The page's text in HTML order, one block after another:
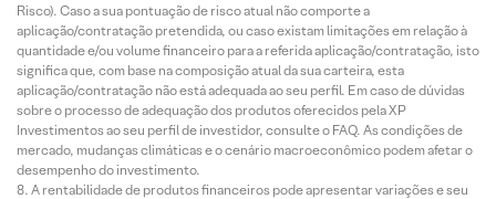
Risco). Caso a sua pontuação de risco atual não comporte a
aplicação/contratação pretendida, ou caso existam limitações em relação à
quantidade e/ou volume financeiro para a referida aplicação/contratação, isto
significa que, com base na composição atual da sua carteira, esta
aplicação/contratação não está adequada ao seu perfil. Em caso de dúvidas
sobre o processo de adequação dos produtos oferecidos pela XP
Investimentos ao seu perfil de investidor, consulte o FAQ. As condições de
mercado, mudanças climáticas e o cenário macroeconômico podem afetar o
desempenho do investimento.
A rentabilidade de produtos financeiros pode apresentar variações e seu